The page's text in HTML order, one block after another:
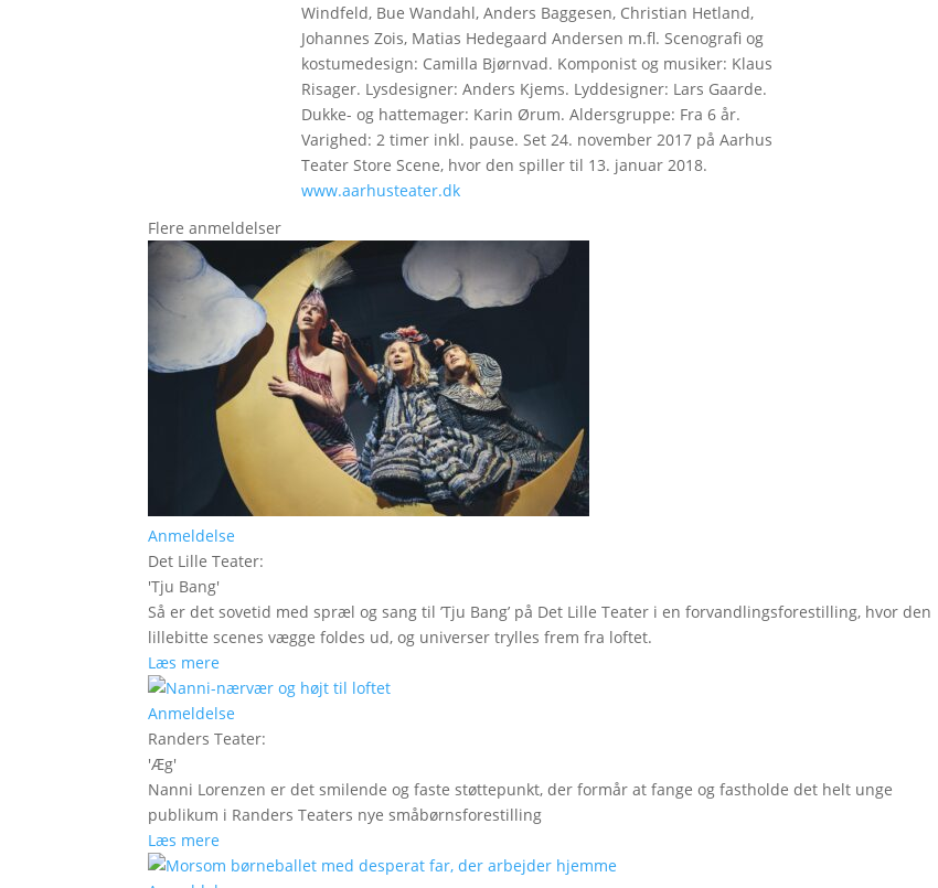
Windfeld, Bue Wandahl, Anders Baggesen, Christian Hetland,
Johannes Zois, Matias Hedegaard Andersen m.fl. Scenografi og
kostumedesign: Camilla Bjørnvad. Komponist og musiker: Klaus
Risager. Lysdesigner: Anders Kjems. Lyddesigner: Lars Gaarde.
Dukke- og hattemager: Karin Ørum. Aldersgruppe: Fra 6 år.
Varighed: 2 timer inkl. pause. Set 24. november 2017 på Aarhus
Teater Store Scene, hvor den spiller til 13. januar 2018.
www.aarhusteater.dk
Flere anmeldelser
Anmeldelse
Det Lille Teater:
'Tju Bang'
Så er det sovetid med spræl og sang til ’Tju Bang’ på Det Lille Teater i en forvandlingsforestilling, hvor den
lillebitte scenes vægge foldes ud, og universer trylles frem fra loftet.
Læs mere
Anmeldelse
Randers Teater:
'Æg'
Nanni Lorenzen er det smilende og faste støttepunkt, der formår at fange og fastholde det helt unge
publikum i Randers Teaters nye småbørnsforestilling
Læs mere